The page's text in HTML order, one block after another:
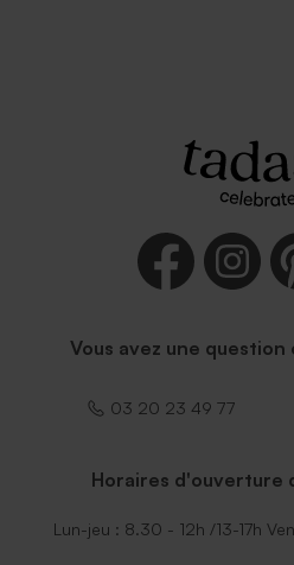
Enveloppe rectangle noire
Vous avez une question
03 20 23 49 77
Horaires d'ouverture
Lun-jeu : 8.30 - 12h /13-17h